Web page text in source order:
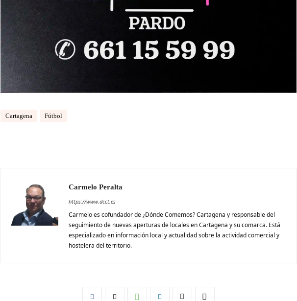
Cartagena Fútbol
Carmelo Peralta
https://www.dcct.es
Carmelo es cofundador de ¿Dónde Comemos? Cartagena y responsable del
seguimiento de nuevas aperturas de locales en Cartagena y su comarca. Está
especializado en información local y actualidad sobre la actividad comercial y
hostelera del territorio.